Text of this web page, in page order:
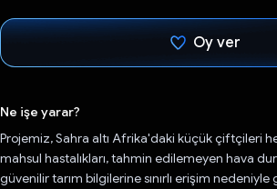
Oy ver
Ne işe yarar?
Projemiz, Sahra altı Afrika'daki küçük çiftçileri
mahsul hastalıkları, tahmin edilemeyen hava
güvenilir tarım bilgilerine sınırlı erişim